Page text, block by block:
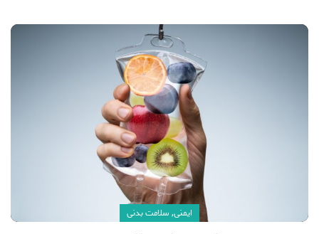
ایمنی, سلامت بدنی